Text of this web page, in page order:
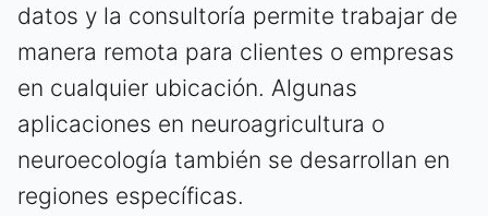
datos y la consultoría permite trabajar de
manera remota para clientes o empresas
en cualquier ubicación. Algunas
aplicaciones en neuroagricultura o
neuroecología también se desarrollan en
regiones específicas.